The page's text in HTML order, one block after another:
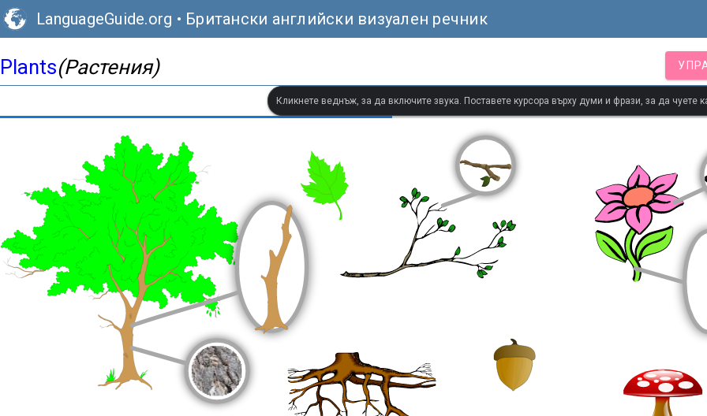
LanguageGuide.org • Британски английски визуален речник
Plants(Растения)
Кликнете веднъж, за да включите звука. Поставете курсора върху думи и фрази, за да чуете